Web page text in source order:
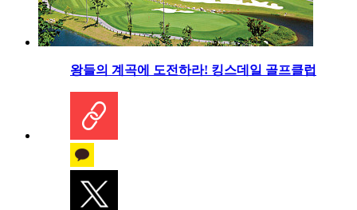
왕들의 계곡에 도전하라! 킹스데일 골프클럽